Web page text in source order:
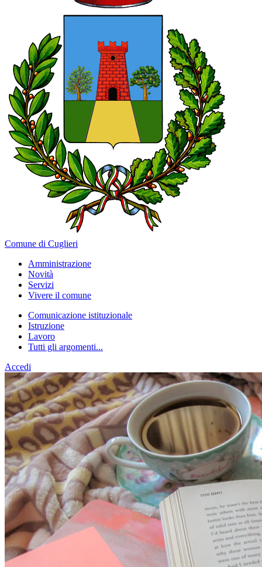
Comune di Cuglieri
Amministrazione
Novità
Servizi
Vivere il comune
Comunicazione istituzionale
Istruzione
Lavoro
Tutti gli argomenti...
Accedi